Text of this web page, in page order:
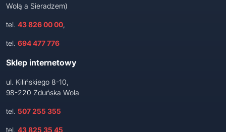
Wolą a Sieradzem)
tel. 43 826 00 00,
tel. 694 477 776
Sklep internetowy
ul. Kilińskiego 8-10,
98-220 Zduńska Wola
tel. 507 255 355
tel. 43 825 35 45